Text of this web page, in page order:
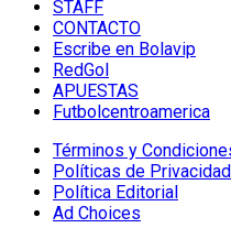
STAFF
CONTACTO
Escribe en Bolavip
RedGol
APUESTAS
Futbolcentroamerica
Términos y
Políticas de Privacidad
Política Editorial
Ad Choices